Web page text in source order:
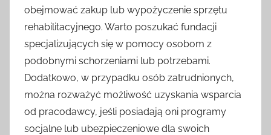
obejmować zakup lub wypożyczenie sprzętu
rehabilitacyjnego. Warto poszukać fundacji
specjalizujących się w pomocy osobom z
podobnymi schorzeniami lub potrzebami.
Dodatkowo, w przypadku osób zatrudnionych,
można rozważyć możliwość uzyskania wsparcia
od pracodawcy, jeśli posiadają oni programy
socjalne lub ubezpieczeniowe dla swoich